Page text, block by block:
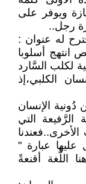
ويوفر على
رجل..
له عنوان :
أسلوبا
لكلب السَّارد
الكلبي،إذ
الإنسان
الرَّفيعة التي
عبارة "
اللُّغة أقنعةً